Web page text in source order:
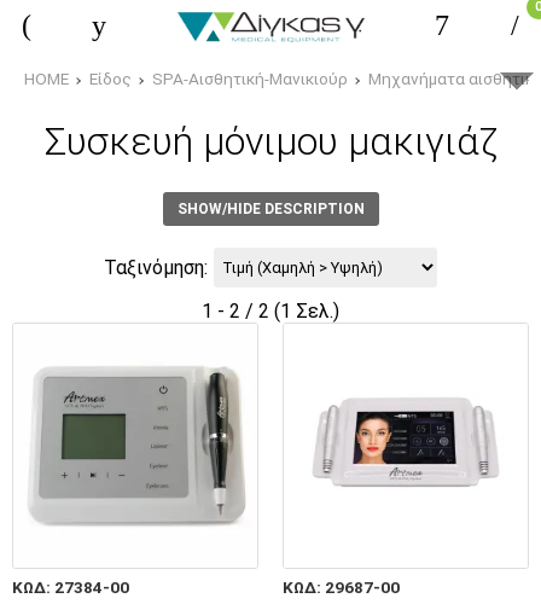
0
HOME Είδος SPA-Αισθητική-Μανικιούρ Μηχανήματα
Συσκευή μόνιμου μακιγιάζ
SHOW/HIDE DESCRIPTION
Ταξινόμηση:
1 - 2 / 2 (1 Σελ.)
ΚΩΔ: 27384-00 ΚΩΔ: 29687-00